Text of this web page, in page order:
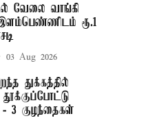
வேலை வாங்கி
ரூ.1
03 Aug 2026
துக்கத்தில்
3 குழந்தைகள்